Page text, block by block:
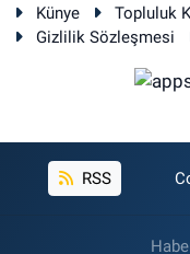
Künye
Topluluk
Gizlilik Sözleşmesi
RSS